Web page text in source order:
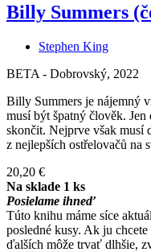
Billy Summers
Stephen King
BETA - Dobrovský, 2022
Billy Summers je nájemný
musí být špatný člověk.
skončit. Nejprve však musí
z nejlepších ostřelovačů na
20,20 €
Na sklade 1 ks
Posielame ihneď
Túto knihu máme síce
posledné kusy. Ak ju
ďalších môže trvať dlhšie,